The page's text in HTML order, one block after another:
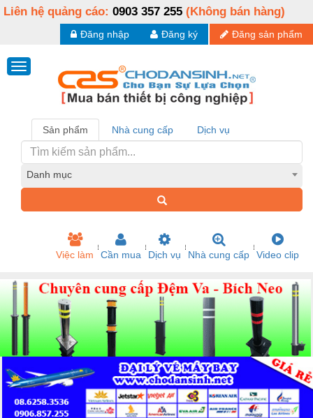
Liên hệ quảng cáo: 0903 357 255 (Không bán hàng)
Đăng sản phẩm
Đăng ký
Đăng nhập
Sản phẩm Nhà cung cấp Dịch vụ
Danh mục
Việc làm Cần mua Dịch vụ Nhà cung cấp Video clip